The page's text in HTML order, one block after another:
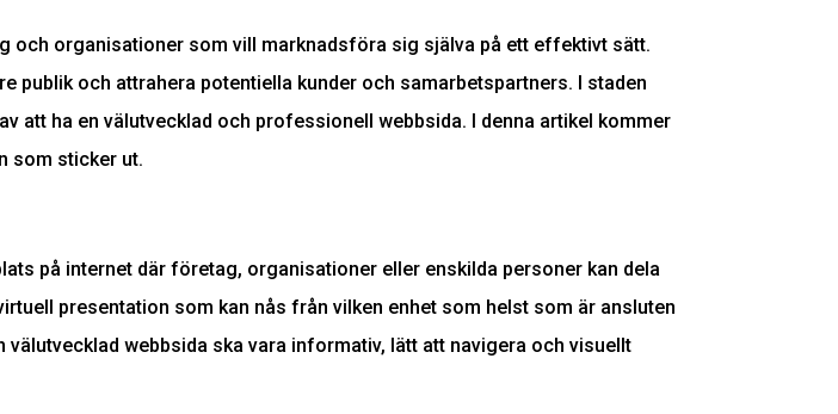
och organisationer som vill marknadsföra sig själva på ett effektivt sätt.
publik och attrahera potentiella kunder och samarbetspartners. I staden
att ha en välutvecklad och professionell webbsida. I denna artikel kommer
som sticker ut.
på internet där företag, organisationer eller enskilda personer kan dela
presentation som kan nås från vilken enhet som helst som är ansluten
webbsida ska vara informativ, lätt att navigera och visuellt